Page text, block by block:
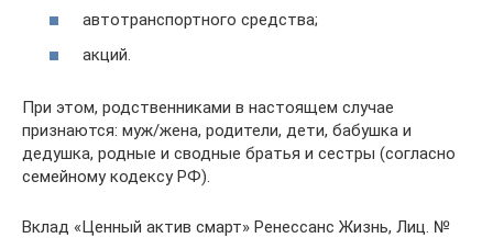
автотранспортного средства;
акций.
При этом, родственниками в настоящем случае
признаются: муж/жена, родители, дети, бабушка и
дедушка, родные и сводные братья и сестры (согласно
семейному кодексу РФ).
Вклад «Ценный актив смарт» Ренессанс Жизнь, Лиц. №